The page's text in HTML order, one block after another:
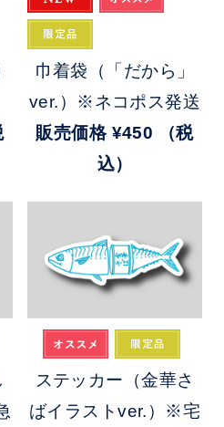
巾着袋（「だから」
ver.）※ネコポス発送
販売価格 ¥450
（税
込）
ステッカー（金華さ
ばイラストver.）※宅